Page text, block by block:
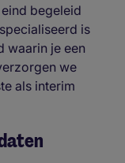
begeleid
is
waarin je een
we
als interim